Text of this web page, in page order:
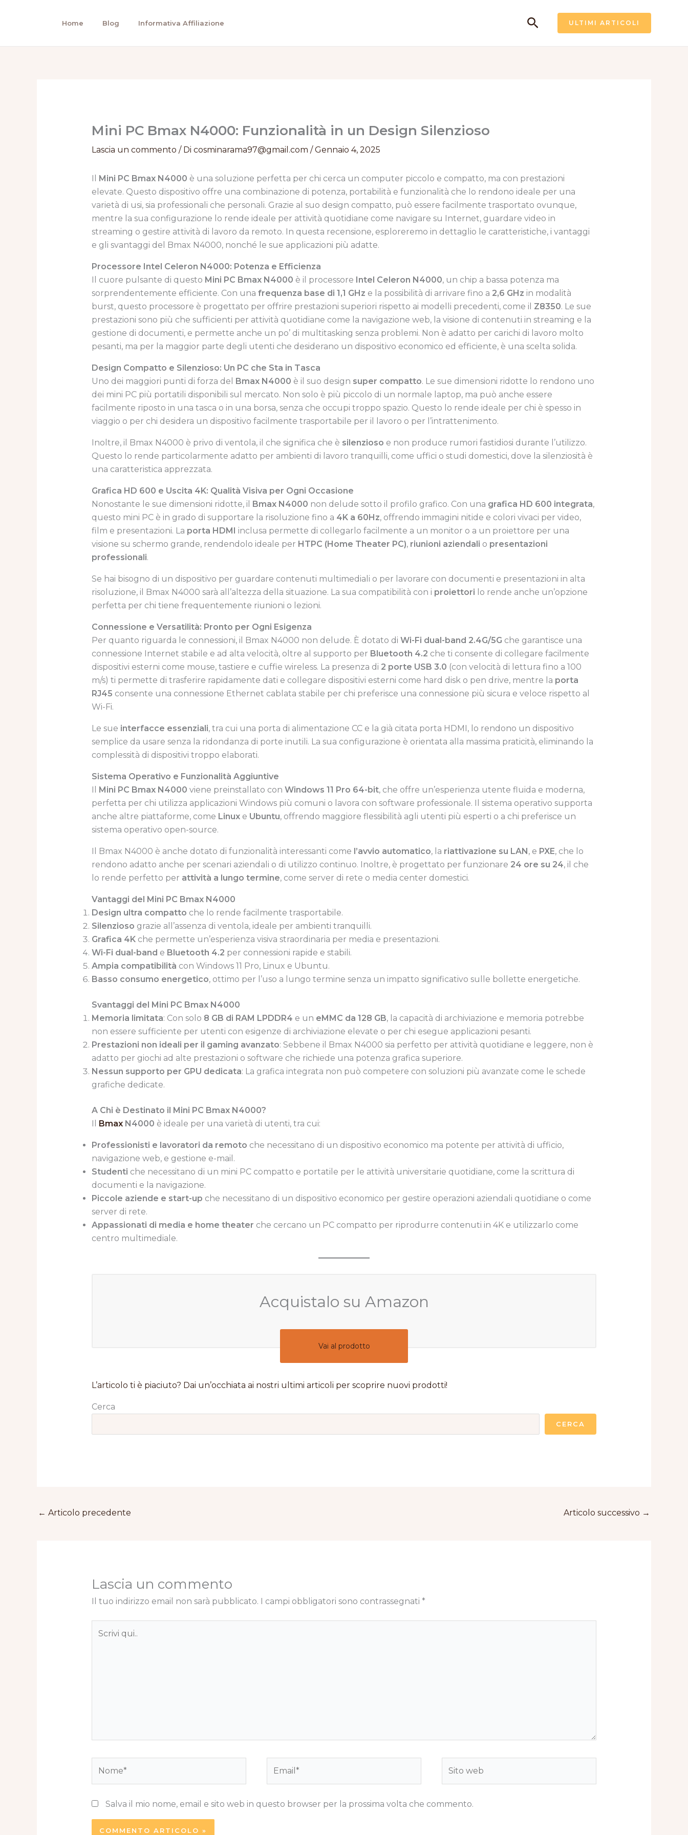
Home Blog Informativa Affiliazione Cerca ULTIMI ARTICOLI
Mini PC Bmax N4000: Funzionalità in un Design Silenzioso
Lascia un commento / Di cosminarama97@gmail.com /Gennaio 4, 2025
Mini PC Bmax N4000 è una soluzione perfetta per chi cerca un computer piccolo e compatto, ma con prestazioni
elevate. Questo dispositivo offre una combinazione di potenza, portabilità e funzionalità che lo rendono ideale per una
varietà di usi, sia professionali che personali. Grazie al suo design compatto, può essere facilmente trasportato ovunque,
mentre la sua configurazione lo rende ideale per attività quotidiane come navigare su Internet, guardare video in
streaming o gestire attività di lavoro da remoto. In questa recensione, esploreremo in dettaglio le caratteristiche, i vantaggi
e gli svantaggi del Bmax N4000, nonché le sue applicazioni più adatte.
Processore Intel Celeron N4000: Potenza e Efficienza
Il cuore pulsante di questo Mini PC Bmax N4000 è il processore Intel Celeron N4000, un chip a bassa potenza ma
sorprendentemente efficiente. Con una frequenza base di 1,1 GHz e la possibilità di arrivare fino a 2,6 GHz in modalità
burst, questo processore è progettato per offrire prestazioni superiori rispetto ai modelli precedenti, come il Z8350. Le sue
prestazioni sono più che sufficienti per attività quotidiane come la navigazione web, la visione di contenuti in streaming e la
gestione di documenti, e permette anche un po’ di multitasking senza problemi. Non è adatto per carichi di lavoro molto
pesanti, ma per la maggior parte degli utenti che desiderano un dispositivo economico ed efficiente, è una scelta solida.
Design Compatto e Silenzioso: Un PC che Sta in Tasca
Uno dei maggiori punti di forza del
Bmax N4000 è il suo design super compatto. Le sue dimensioni ridotte lo rendono uno
dei mini PC più portatili disponibili sul mercato. Non solo è più piccolo di un normale laptop, ma può anche essere
facilmente riposto in una tasca o in una borsa, senza che occupi troppo spazio. Questo lo rende ideale per chi è spesso in
viaggio o per chi desidera un dispositivo facilmente trasportabile per il lavoro o per l’intrattenimento.
Inoltre, il Bmax N4000 è privo di ventola, il che significa che è silenzioso e non produce rumori fastidiosi durante l’utilizzo.
Questo lo rende particolarmente adatto per ambienti di lavoro tranquilli, come uffici o studi domestici, dove la silenziosità è
una caratteristica apprezzata.
Grafica HD 600 e Uscita 4K: Qualità Visiva per Ogni Occasione
Nonostante le sue dimensioni ridotte, il
Bmax N4000 non delude sotto il profilo grafico. Con una grafica HD 600 integrata,
questo mini PC è in grado di supportare la risoluzione fino a 4K a 60Hz, offrendo immagini nitide e colori vivaci per video,
film e presentazioni. La porta HDMI
inclusa permette di collegarlo facilmente a un monitor o a un proiettore per una
visione su schermo grande, rendendolo ideale per HTPC (Home Theater PC), riunioni aziendali o presentazioni
professionali.
Se hai bisogno di un dispositivo per guardare contenuti multimediali o per lavorare con documenti e presentazioni in alta
risoluzione, il Bmax N4000 sarà all’altezza della situazione. La sua compatibilità con i proiettori lo rende anche un’opzione
perfetta per chi tiene frequentemente riunioni o lezioni.
Connessione e Versatilità: Pronto per Ogni Esigenza
Per quanto riguarda le connessioni, il Bmax N4000 non delude. È dotato di Wi-Fi dual-band 2.4G/5G che garantisce una
connessione Internet stabile e ad alta velocità, oltre al supporto per Bluetooth 4.2 che ti consente di collegare facilmente
dispositivi esterni come mouse, tastiere e cuffie wireless. La presenza di 2 porte USB 3.0 (con velocità di lettura fino a 100
m/s) ti permette di trasferire rapidamente dati e collegare dispositivi esterni come hard disk o pen drive, mentre la porta
RJ45 consente una connessione Ethernet cablata stabile per chi preferisce una connessione più sicura e veloce rispetto al
Wi-Fi.
Le sue interfacce essenziali, tra cui una porta di alimentazione CC e la già citata porta HDMI, lo rendono un dispositivo
semplice da usare senza la ridondanza di porte inutili. La sua configurazione è orientata alla massima praticità, eliminando la
complessità di dispositivi troppo elaborati.
Sistema Operativo e Funzionalità Aggiuntive
Mini PC Bmax N4000 viene preinstallato con Windows 11 Pro 64-bit, che offre un’esperienza utente fluida e moderna,
perfetta per chi utilizza applicazioni Windows più comuni o lavora con software professionale. Il sistema operativo supporta
anche altre piattaforme, come Linuxe Ubuntu, offrendo maggiore flessibilità agli utenti più esperti o a chi preferisce un
sistema operativo open-source.
Il Bmax N4000 è anche dotato di funzionalità interessanti come l’avvio automatico, la riattivazione su LAN , e PXE, che lo
rendono adatto anche per scenari aziendali o di utilizzo continuo. Inoltre, è progettato per funzionare 24 ore su 24, il che
lo rende perfetto per attività a lungo termine, come server di rete o media center domestici.
Vantaggi del Mini PC Bmax N4000
Design ultra compatto che lo rende facilmente trasportabile.
Silenzioso grazie all’assenza di ventola, ideale per ambienti tranquilli.
Grafica 4Kche permette un’esperienza visiva straordinaria per media e presentazioni.
Wi-Fi dual-band e Bluetooth 4.2 per connessioni rapide e stabili.
Ampia compatibilità con Windows 11 Pro, Linux e Ubuntu.
Basso consumo energetico, ottimo per l’uso a lungo termine senza un impatto significativo sulle bollette energetiche.
Svantaggi del Mini PC Bmax N4000
Memoria limitata: Con solo 8 GB di RAM LPDDR4 e un eMMC da 128 GB, la capacità di archiviazione e memoria potrebbe
non essere sufficiente per utenti con esigenze di archiviazione elevate o per chi esegue applicazioni pesanti.
Prestazioni non ideali per il gaming avanzato: Sebbene il Bmax N4000 sia perfetto per attività quotidiane e leggere, non è
adatto per giochi ad alte prestazioni o software che richiede una potenza grafica superiore.
Nessun supporto per GPU dedicata: La grafica integrata non può competere con soluzioni più avanzate come le schede
grafiche dedicate.
A Chi è Destinato il Mini PC Bmax N4000?
BmaxN4000 è ideale per una varietà di utenti, tra cui:
Professionisti e lavoratori da remoto che necessitano di un dispositivo economico ma potente per attività di ufficio,
navigazione web, e gestione e-mail.
Studenti che necessitano di un mini PC compatto e portatile per le attività universitarie quotidiane, come la scrittura di
documenti e la navigazione.
Piccole aziende e start-up che necessitano di un dispositivo economico per gestire operazioni aziendali quotidiane o come
server di rete.
Appassionati di media e home theater che cercano un PC compatto per riprodurre contenuti in 4K e utilizzarlo come
centro multimediale.
Acquistalo su Amazon
Vai al prodotto
L’articolo ti è piaciuto? Dai un’occhiata ai nostri ultimi articoli per scoprire nuovi prodotti!
Cerca
CERCA
← Articolo precedente Articolo successivo →
Lascia un commento
Il tuo indirizzo email non sarà pubblicato. I campi obbligatori sono contrassegnati *
Salva il mio nome, email e sito web in questo browser per la prossima volta che commento.